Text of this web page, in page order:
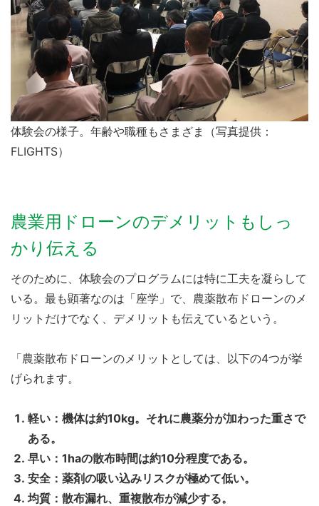
体験会の様子。年齢や職種もさまざま（写真提供：
FLIGHTS）
農業用ドローンのデメリットもしっ
かり伝える
そのために、体験会のプログラムには特に工夫を凝らして
いる。最も顕著なのは「座学」で、農薬散布ドローンのメ
リットだけでなく、デメリットも伝えているという。
「農薬散布ドローンのメリットとしては、以下の4つが挙
げられます。
軽い：機体は約10kg。それに農薬分が加わった重さで
ある。
早い：1haの散布時間は約10分程度である。
安全：薬剤の吸い込みリスクが極めて低い。
均質：散布漏れ、重複散布が減少する。